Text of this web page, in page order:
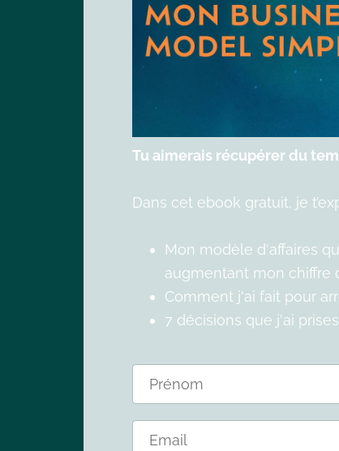
Tu aimerais récupérer du
Dans cet ebook gratuit, je
Mon modèle d'affaires
augmentant mon chiffre
Comment j'ai fait pour
7 décisions que j'ai